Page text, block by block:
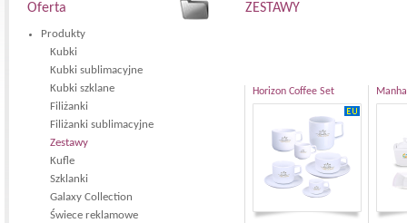
Oferta
Produkty
Kubki
Kubki sublimacyjne
Kubki szklane
Filiżanki
Filiżanki sublimacyjne
Zestawy
Kufle
Szklanki
Galaxy Collection
Świece reklamowe
ZESTAWY
Horizon Coffee Set